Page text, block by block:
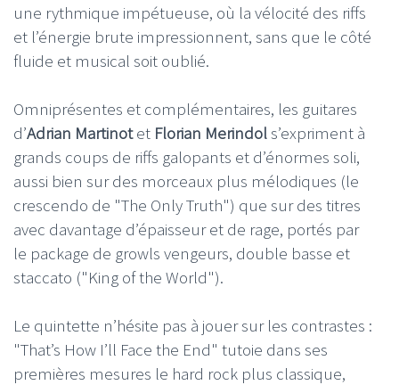
une rythmique impétueuse, où la vélocité des riffs
et l’énergie brute impressionnent, sans que le côté
fluide et musical soit oublié.
Omniprésentes et complémentaires, les guitares
d’Adrian Martinotet Florian Merindols’expriment à
grands coups de riffs galopants et d’énormes soli,
aussi bien sur des morceaux plus mélodiques (le
crescendo de "The Only Truth") que sur des titres
avec davantage d’épaisseur et de rage, portés par
le package de growls vengeurs, double basse et
staccato ("King of the World").
Le quintette n’hésite pas à jouer sur les contrastes :
"That’s How I’ll Face the End" tutoie dans ses
premières mesures le hard rock plus classique,